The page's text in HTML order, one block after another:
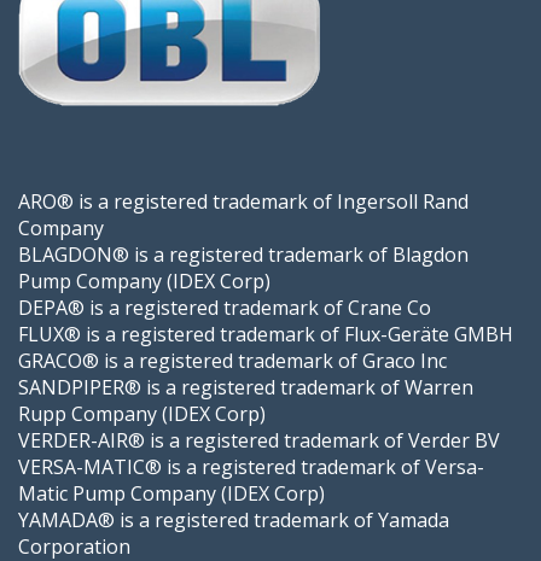
ARO® is a registered trademark of Ingersoll Rand
Company
BLAGDON® is a registered trademark of Blagdon
Pump Company (IDEX Corp)
DEPA® is a registered trademark of Crane Co
FLUX® is a registered trademark of Flux-Geräte GMBH
GRACO® is a registered trademark of Graco Inc
SANDPIPER® is a registered trademark of Warren
Rupp Company (IDEX Corp)
VERDER-AIR® is a registered trademark of Verder BV
VERSA-MATIC® is a registered trademark of Versa-
Matic Pump Company (IDEX Corp)
YAMADA® is a registered trademark of Yamada
Corporation